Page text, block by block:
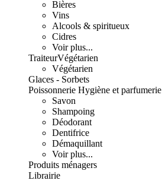
Bières
Vins
Alcools & spiritueux
Cidres
Voir plus...
TraiteurVégétarien
Végétarien
Glaces - Sorbets
Poissonnerie Hygiène et parfumerie
Savon
Shampoing
Déodorant
Dentifrice
Démaquillant
Voir plus...
Produits ménagers
Librairie